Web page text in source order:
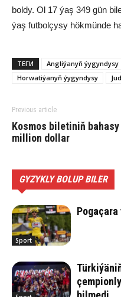
boldy. Ol 17 ýaş 349 gün
ýaş futbolçysy hökmünde
ТЕГИ Angliýanyň ýygyndysy
Horwatiýanyň ýygyndysy
Previous article
Kosmos biletiniň bahasy
million dollar
GYZYKLY BOLUP BILER
Sport